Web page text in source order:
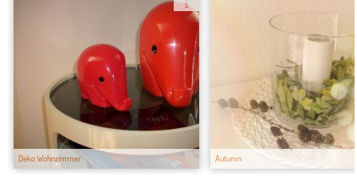
Deko Wohnzimmer
5
Autumn